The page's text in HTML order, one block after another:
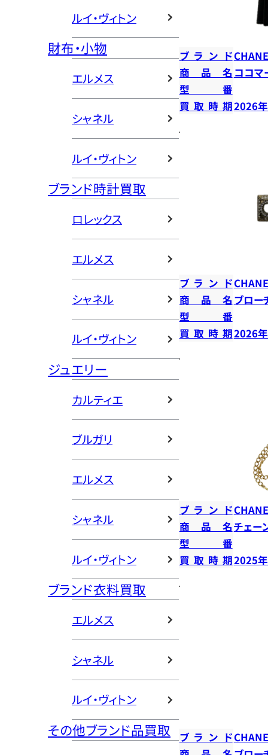
ルイ・ヴィトン
財布・小物
エルメス
シャネル
ルイ・ヴィトン
ブランド時計買取
ロレックス
エルメス
シャネル
ルイ・ヴィトン
ジュエリー
カルティエ
ブルガリ
エルメス
シャネル
ルイ・ヴィトン
ブランド衣料買取
エルメス
シャネル
ルイ・ヴィトン
その他ブランド品買取
ブランド
商品名 ココマ
型番
買取時期2026
ブランド
商品名 ブロー
型番
買取時期2026
ブランド
商品名チェー
型番
買取時期2025
ブランド